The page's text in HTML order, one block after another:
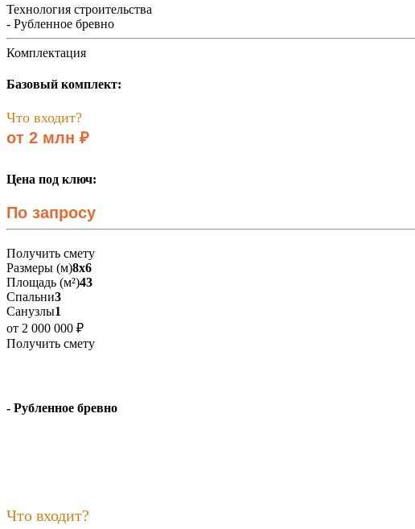
Технология строительства
- Рубленное бревно
Комплектация
Базовый комплект:
Что входит?
от 2 млн ₽
Цена под ключ:
По запросу
Получить смету
Размеры (м)8х6
Площадь (м²)43
Спальни3
Санузлы1
от 2 000 000 ₽
Получить смету
- Рубленное бревно
Что входит?